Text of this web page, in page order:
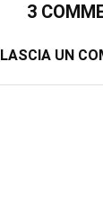
3
LASCIA UN